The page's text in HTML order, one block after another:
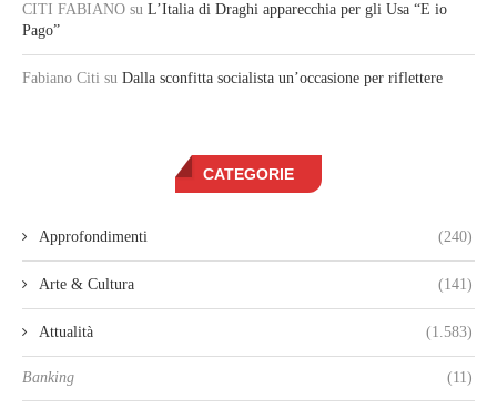
CITI FABIANO su L’Italia di Draghi apparecchia per gli Usa “E io
Pago”
Fabiano Citi su Dalla sconfitta socialista un’occasione per riflettere
CATEGORIE
Approfondimenti (240)
Arte & Cultura (141)
Attualità (1.583)
Banking (11)